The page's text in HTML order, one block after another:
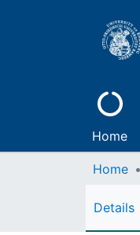
Home
Home
Details